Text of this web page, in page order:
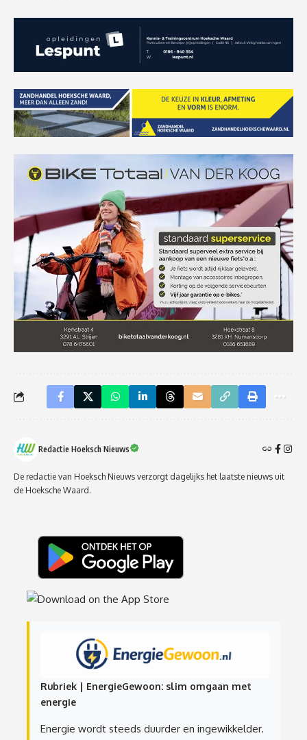
Redactie Hoeksch Nieuws
De redactie van Hoeksch Nieuws verzorgt dagelijks het laatste nieuws uit
de Hoeksche Waard.
Rubriek | EnergieGewoon: slim omgaan met
energie
Energie wordt steeds duurder en ingewikkelder.